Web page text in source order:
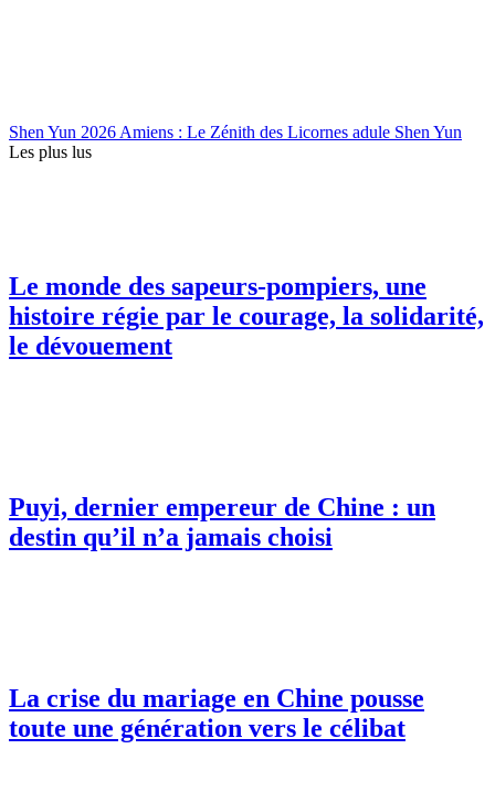
Shen Yun 2026 Amiens : Le Zénith des Licornes adule Shen Yun
Les plus lus
Le monde des sapeurs-pompiers, une
histoire régie par le courage, la solidarité,
le dévouement
Puyi, dernier empereur de Chine : un
destin qu’il n’a jamais choisi
La crise du mariage en Chine pousse
toute une génération vers le célibat